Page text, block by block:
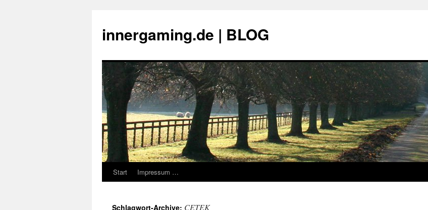
innergaming.de | BLOG
ZumStart Impressum …
Schlagwort-Archive: CETEK